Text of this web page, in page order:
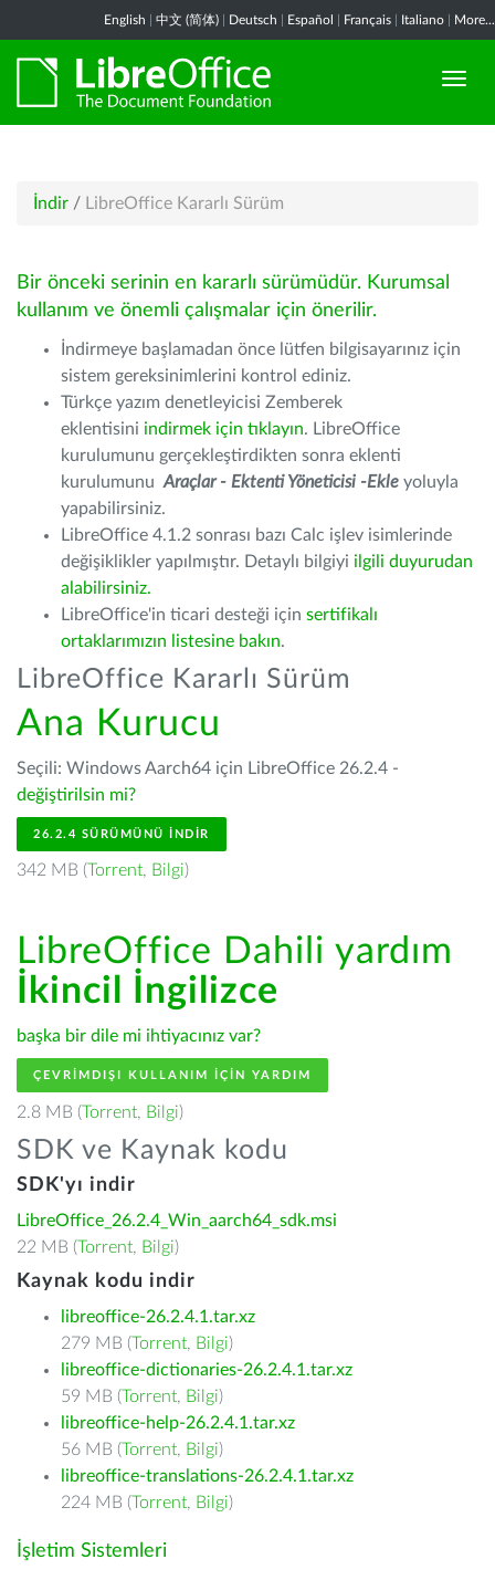
English 中文 (简体) Deutsch Español Français Italiano More...
İndir / LibreOffice Kararlı Sürüm
Bir önceki serinin en kararlı sürümüdür. Kurumsal
kullanım ve önemli çalışmalar için önerilir.
İndirmeye başlamadan önce lütfen bilgisayarınız için
sistem gereksinimlerini kontrol ediniz.
Türkçe yazım denetleyicisi Zemberek
eklentisini indirmek için tıklayın. LibreOffice
kurulumunu gerçekleştirdikten sonra eklenti
kurulumunu Araçlar - Ektenti Yöneticisi -Ekle yoluyla
yapabilirsiniz.
LibreOffice 4.1.2 sonrası bazı Calc işlev isimlerinde
değişiklikler yapılmıştır. Detaylı bilgiyi ilgili duyurudan
alabilirsiniz.
LibreOffice'in ticari desteği için sertifikalı
ortaklarımızın listesine bakın.
LibreOffice Kararlı Sürüm
Ana Kurucu
Seçili: Windows Aarch64 için LibreOffice 26.2.4 -
değiştirilsin mi?
26.2.4 SÜRÜMÜNÜ İNDIR
342 MB (Torrent, Bilgi)
LibreOffice Dahili yardım
İkincil İngilizce
başka bir dile mi ihtiyacınız var?
ÇEVRIMDIŞI KULLANIM IÇIN YARDIM
2.8 MB (Torrent, Bilgi)
SDK ve Kaynak kodu
SDK'yı indir
LibreOffice_26.2.4_Win_aarch64_sdk.msi
22 MB (Torrent, Bilgi)
Kaynak kodu indir
libreoffice-26.2.4.1.tar.xz
279 MB (Torrent, Bilgi)
libreoffice-dictionaries-26.2.4.1.tar.xz
59 MB (Torrent, Bilgi)
libreoffice-help-26.2.4.1.tar.xz
56 MB (Torrent, Bilgi)
libreoffice-translations-26.2.4.1.tar.xz
224 MB (Torrent, Bilgi)
İşletim Sistemleri